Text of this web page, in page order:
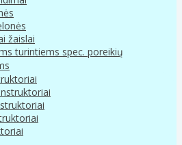
žaislai
turintiems spec. poreikių